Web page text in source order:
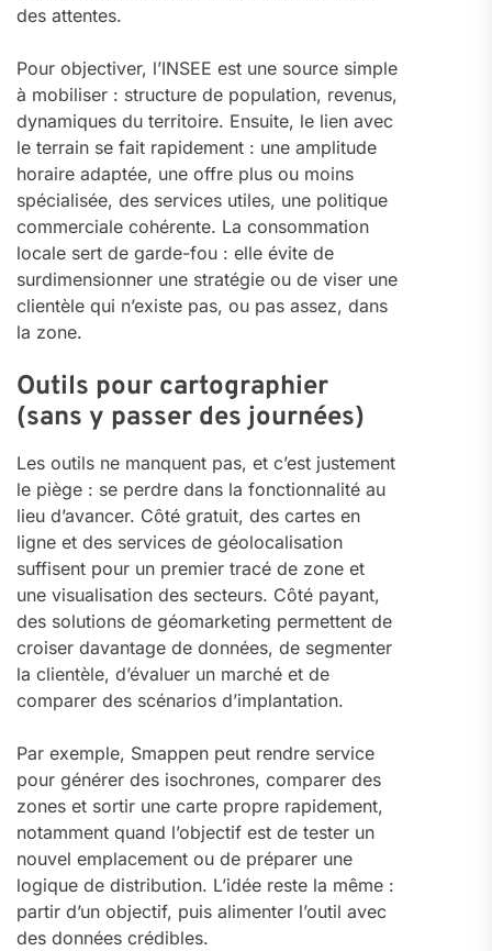
des attentes.
Pour objectiver, l’INSEE est une source simple
à mobiliser : structure de population, revenus,
dynamiques du territoire. Ensuite, le lien avec
le terrain se fait rapidement : une amplitude
horaire adaptée, une offre plus ou moins
spécialisée, des services utiles, une politique
commerciale cohérente. La consommation
locale sert de garde-fou : elle évite de
surdimensionner une stratégie ou de viser une
clientèle qui n’existe pas, ou pas assez, dans
la zone.
Outils pour cartographier
(sans y passer des journées)
Les outils ne manquent pas, et c’est justement
le piège : se perdre dans la fonctionnalité au
lieu d’avancer. Côté gratuit, des cartes en
ligne et des services de géolocalisation
suffisent pour un premier tracé de zone et
une visualisation des secteurs. Côté payant,
des solutions de géomarketing permettent de
croiser davantage de données, de segmenter
la clientèle, d’évaluer un marché et de
comparer des scénarios d’implantation.
Par exemple, Smappen peut rendre service
pour générer des isochrones, comparer des
zones et sortir une carte propre rapidement,
notamment quand l’objectif est de tester un
nouvel emplacement ou de préparer une
logique de distribution. L’idée reste la même :
partir d’un objectif, puis alimenter l’outil avec
des données crédibles.